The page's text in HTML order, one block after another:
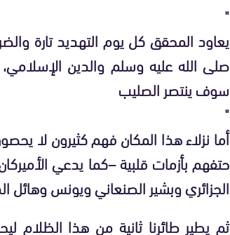
"
يعاود المحقق كل يوم التهديد تارة
صلى الله عليه وسلم والدين
سوف ينتصر الصليب
"
أما نزلاء هذا المكان فهم كثيرون لا
حتفهم بأزمات قلبية –كما يدعي
الجزائري وبشير الصنعاني ويونس
ثم يطير طائرنا ثانية من هذا